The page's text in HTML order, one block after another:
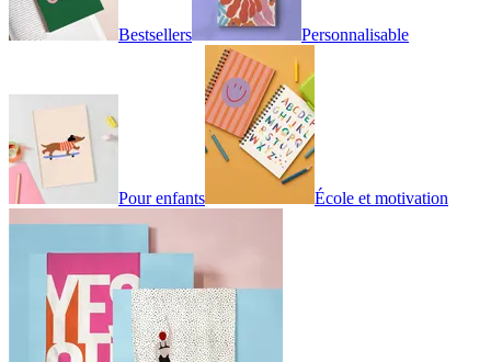
Bestsellers Personnalisable
Pour enfants École et motivation